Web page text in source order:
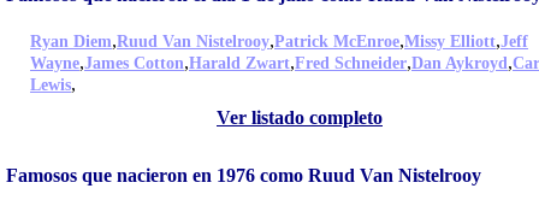
Ryan Diem,Ruud Van Nistelrooy,Patrick McEnroe,Missy Elliott,Jeff
Wayne,James Cotton,Harald Zwart,Fred Schneider,Dan Aykroyd,
Lewis,
Ver listado completo
Famosos que nacieron en 1976 como Ruud Van Nistelrooy